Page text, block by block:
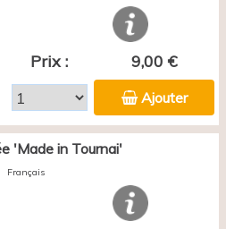
Prix : 9,00 €
Ajouter
'Made in Tournai'
Français